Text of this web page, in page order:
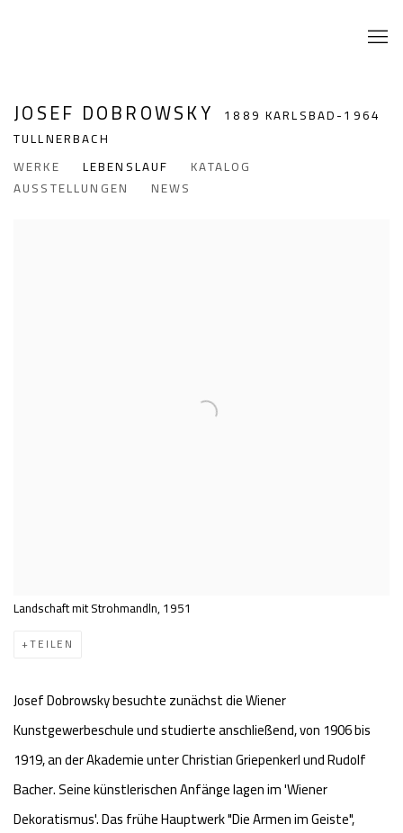
JOSEF DOBROWSKY
1889 KARLSBAD-1964
TULLNERBACH
WERKE
LEBENSLAUF
KATALOG
AUSSTELLUNGEN
NEWS
Landschaft mit Strohmandln, 1951
TEILEN
Josef Dobrowsky besuchte zunächst die Wiener
Kunstgewerbeschule und studierte anschließend, von 1906 bis
1919, an der Akademie unter Christian Griepenkerl und Rudolf
Bacher. Seine künstlerischen Anfänge lagen im 'Wiener
Dekoratismus'. Das frühe Hauptwerk "Die Armen im Geiste",